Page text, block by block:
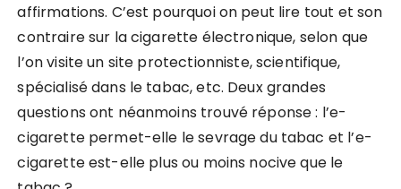
affirmations. C’est pourquoi on peut lire tout et son
contraire sur la cigarette électronique, selon que
l’on visite un site protectionniste, scientifique,
spécialisé dans le tabac, etc. Deux grandes
questions ont néanmoins trouvé réponse : l’e-
cigarette permet-elle le sevrage du tabac et l’e-
cigarette est-elle plus ou moins nocive que le